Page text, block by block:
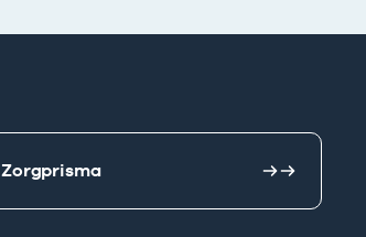
Zorgprisma